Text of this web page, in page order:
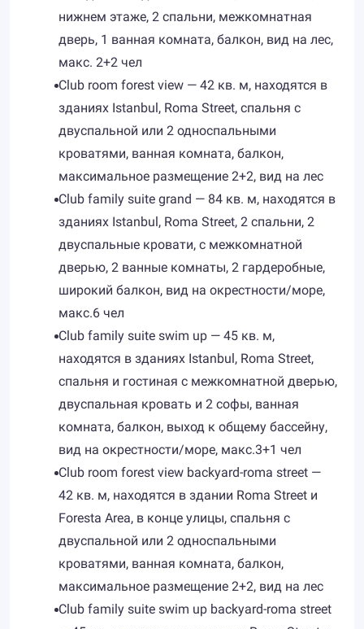
нижнем этаже, 2 спальни, межкомнатная
дверь, 1 ванная комната, балкон, вид на лес,
макс. 2+2 чел
Club room forest view — 42 кв. м, находятся в
зданиях Istanbul, Roma Street, спальня с
двуспальной или 2 односпальными
кроватями, ванная комната, балкон,
максимальное размещение 2+2, вид на лес
Club family suite grand — 84 кв. м, находятся в
зданиях Istanbul, Roma Street, 2 спальни, 2
двуспальные кровати, с межкомнатной
дверью, 2 ванные комнаты, 2 гардеробные,
широкий балкон, вид на окрестности/море,
макс.6 чел
Club family suite swim up — 45 кв. м,
находятся в зданиях Istanbul, Roma Street,
спальня и гостиная с межкомнатной дверью,
двуспальная кровать и 2 софы, ванная
комната, балкон, выход к общему бассейну,
вид на окрестности/море, макс.3+1 чел
Club room forest view backyard-roma street —
42 кв. м, находятся в здании Roma Street и
Foresta Area, в конце улицы, спальня с
двуспальной или 2 односпальными
кроватями, ванная комната, балкон,
максимальное размещение 2+2, вид на лес
Club family suite swim up backyard-roma street